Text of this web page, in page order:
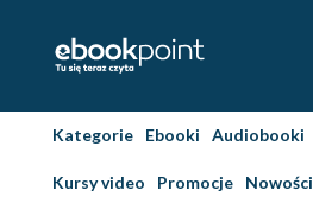
Kategorie Ebooki Audiobooki
Kursy video Promocje Nowości